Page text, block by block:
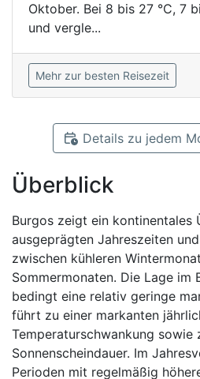
Oktober. Bei 8 bis 27 °C, 7
und vergle...
Mehr zur besten Reisezeit
Details zu jedem
Überblick
Burgos zeigt ein kontinentales
ausgeprägten Jahreszeiten
zwischen kühleren
Sommermonaten. Die Lage im
bedingt eine relativ geringe
führt zu einer markanten
Temperaturschwankung sowie
Sonnenscheindauer. Im
Perioden mit regelmäßig